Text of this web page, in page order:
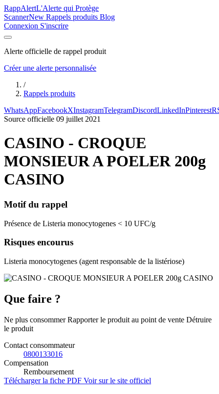
RappAlertL'Alerte qui Protège
ScannerNew Rappels produits Blog
Connexion S'inscrire
Alerte officielle de rappel produit
Créer une alerte personnalisée
/
Rappels produits
WhatsAppFacebookXInstagramTelegramDiscordLinkedInPinterest
Source officielle 09 juillet 2021
CASINO - CROQUE
MONSIEUR A POELER 200g
CASINO
Motif du rappel
Présence de Listeria monocytogenes < 10 UFC/g
Risques encourus
Listeria monocytogenes (agent responsable de la listériose)
Que faire ?
Ne plus consommer Rapporter le produit au point de vente Détruire
le produit
Contact consommateur
0800133016
Compensation
Remboursement
Télécharger la fiche PDF Voir sur le site officiel